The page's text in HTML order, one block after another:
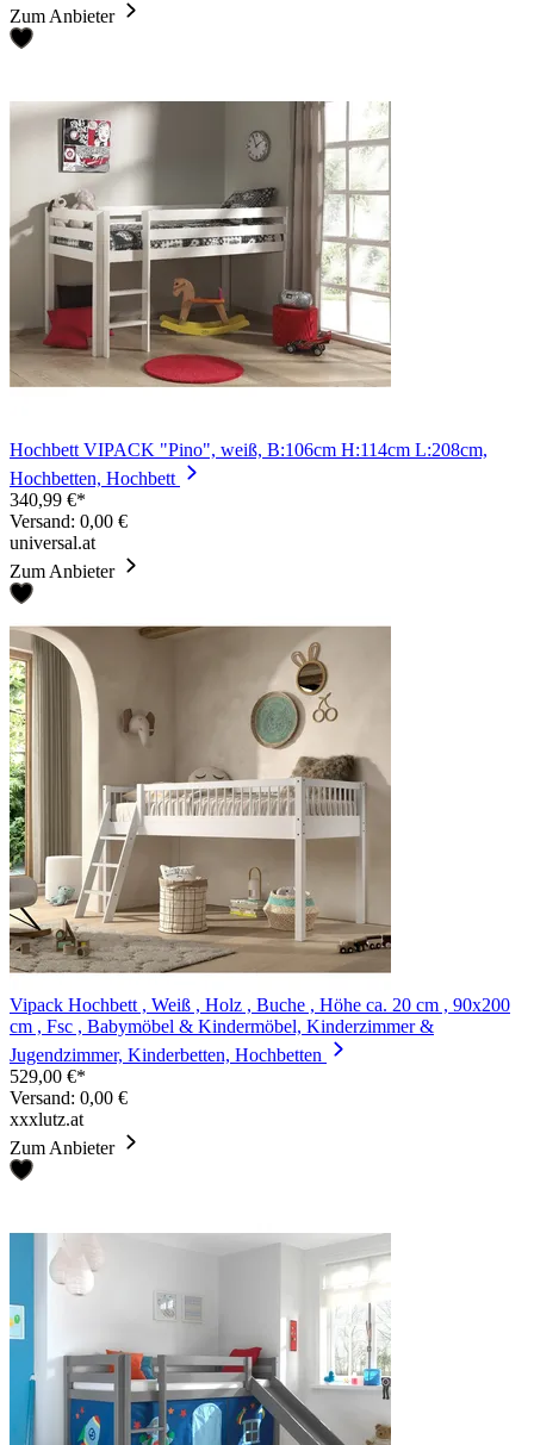
Zum Anbieter
Hochbett VIPACK "Pino", weiß, B:106cm H:114cm L:208cm,
Hochbetten, Hochbett
340,99 €*
Versand: 0,00 €
universal.at
Zum Anbieter
Vipack Hochbett , Weiß , Holz , Buche , Höhe ca. 20 cm , 90x200
cm , Fsc , Babymöbel & Kindermöbel, Kinderzimmer &
Jugendzimmer, Kinderbetten, Hochbetten
529,00 €*
Versand: 0,00 €
xxxlutz.at
Zum Anbieter